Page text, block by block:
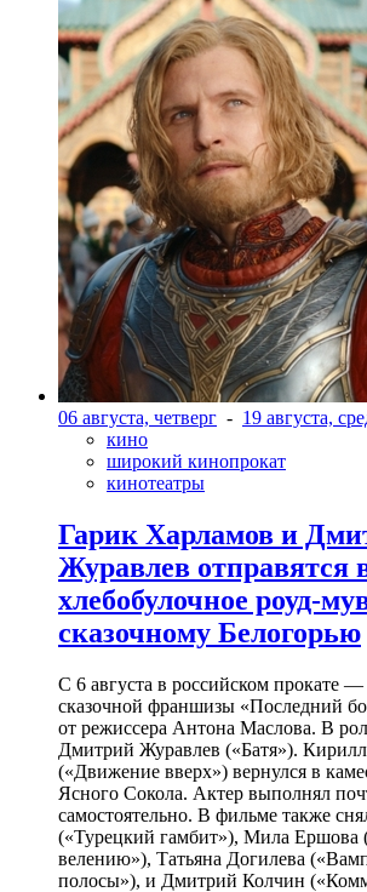
06 августа, четверг - 19 августа,
кино
широкий кинопрокат
кинотеатры
Гарик Харламов и
Журавлев отправятся
хлебобулочное роуд-
сказочному Белогорью
С 6 августа в российском прокате
сказочной франшизы «Последний
от режиссера Антона Маслова. В
Дмитрий Журавлев («Батя»).
(«Движение вверх») вернулся в
Ясного Сокола. Актер выполнял
самостоятельно. В фильме также
(«Турецкий гамбит»), Мила Ершова
велению»), Татьяна Догилева
полосы»), и Дмитрий Колчин